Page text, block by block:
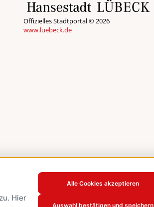
Hier
Alle Cookies akzeptieren
Auswahl bestätigen und speichern
Offizielles Stadtportal © 2026
www.luebeck.de